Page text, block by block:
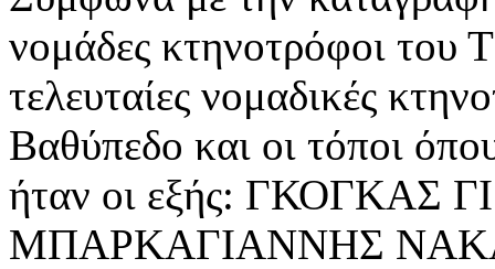
νομάδες κτηνοτρόφοι του
τελευταίες νομαδικές
Βαθύπεδο και οι τόποι
ήταν οι εξής:
ΜΠΑΡΚΑΓΙΑΝΝΗΣ